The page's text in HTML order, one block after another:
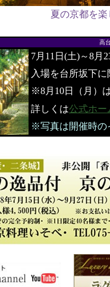
夏の京都を
高
7月11日(土)～8月
入場を台所坂下
※8月10日（月）
詳しくは公式ホー
※写真は開催時の